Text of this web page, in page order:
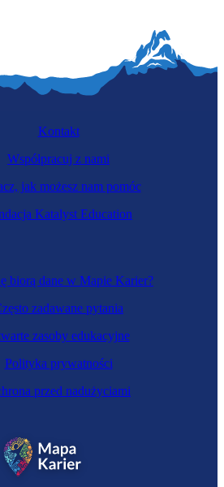
biorą dane w Mapie Karier?
zadawane pytania
zasoby edukacyjne
Polityka prywatności
przed nadużyciami
Kontakt
Współpracuj z nami
jak możesz nam pomóc
Katalyst Education